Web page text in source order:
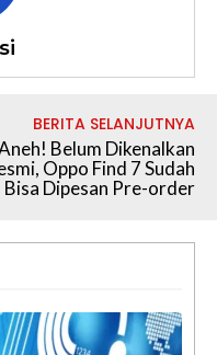
BERITA SELANJUTNYA
Belum Dikenalkan
Oppo Find 7 Sudah
Bisa Dipesan Pre-order